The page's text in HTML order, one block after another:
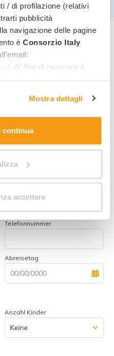
/ di profilazione (relativi
pubblicità
navigazione delle pagine
è Consorzio Italy
. Al fine di revocare il
la nostra informativa
Mostra dettagli
continua
accettare
zudiesem
Telefonnummer
Abreisetag
Anzahl Kinder